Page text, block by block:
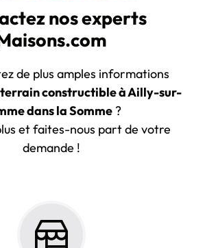
nos experts
de plus amples informations
terrain constructible à Ailly-sur-
dans la Somme ?
et faites-nous part de votre
demande !